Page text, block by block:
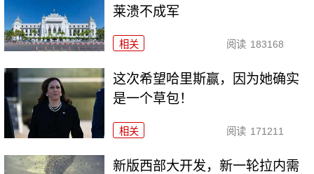
莱溃不成军
相关 阅读 183168
这次希望哈里斯赢，因为她确实
是一个草包！
相关 阅读 171211
新版西部大开发，新一轮拉内需